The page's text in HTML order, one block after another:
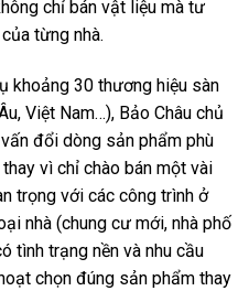
chỉ bán vật liệu mà tư
từng nhà.
khoảng 30 thương hiệu sàn
Việt Nam…), Bảo Châu chủ
đổi dòng sản phẩm phù
vì chỉ chào bán một vài
trọng với các công trình ở
nhà (chung cư mới, nhà phố
tình trạng nền và nhu cầu
chọn đúng sản phẩm thay